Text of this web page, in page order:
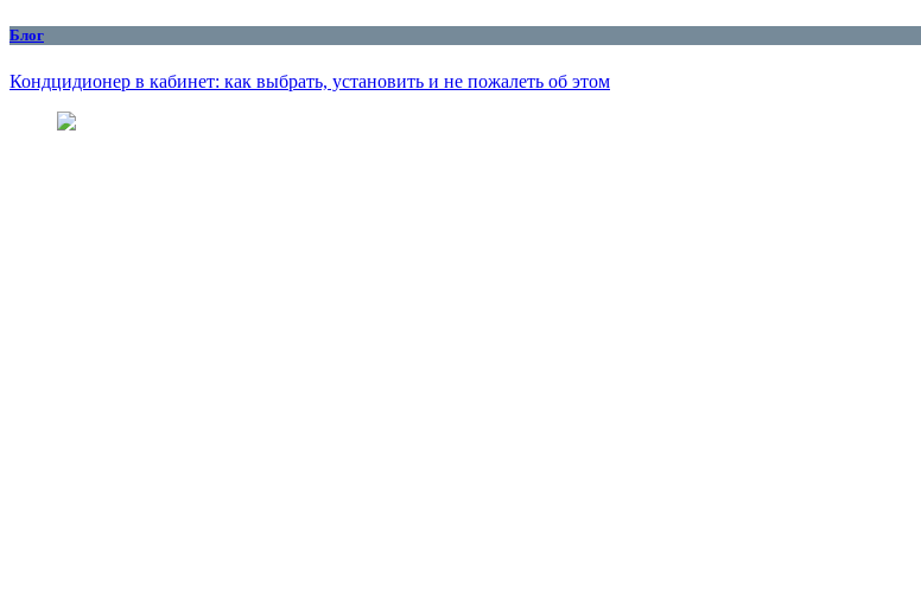
Блог
Кондцидионер в кабинет: как выбрать, установить и не пожалеть об этом